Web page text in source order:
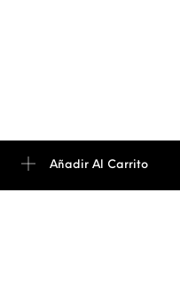
Añadir Al Carrito